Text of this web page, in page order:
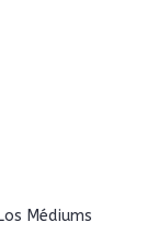
Médiums